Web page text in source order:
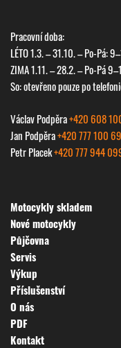
Pracovní doba:
LÉTO 1.3. – 31.10. – Po-Pá:
ZIMA 1.11. – 28.2. – Po-Pá
So: otevřeno pouze po
Václav Podpěra+420 608
Jan Podpěra+420 777 100
Petr Placek+420 777 944
Motocykly skladem
Nové motocykly
Půjčovna
Servis
Výkup
Příslušenství
O nás
PDF
Kontakt